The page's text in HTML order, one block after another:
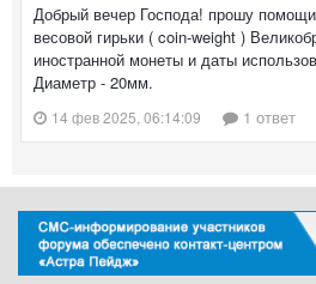
Добрый вечер Господа! прошу
весовой гирьки ( coin-weight )
иностранной монеты и даты
Диаметр - 20мм.
14 фев 2025, 06:14:09 1 ответ